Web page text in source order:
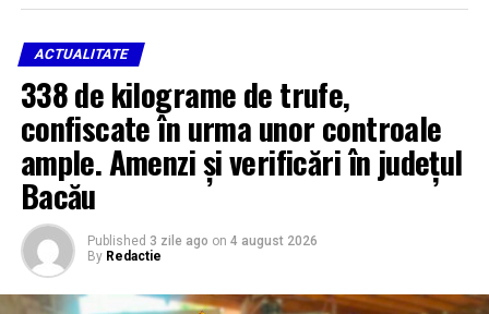
ACTUALITATE
338 de kilograme de trufe,
confiscate în urma unor controale
ample. Amenzi și verificări în județul
Bacău
Published 3 zile ago on 4 august 2026
By Redactie